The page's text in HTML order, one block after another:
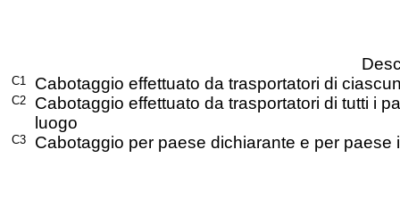
C1 Cabotaggio effettuato da trasportatori di
C2
Cabotaggio effettuato da trasportatori di tutti i
luogo
C3 Cabotaggio per paese dichiarante e per paese